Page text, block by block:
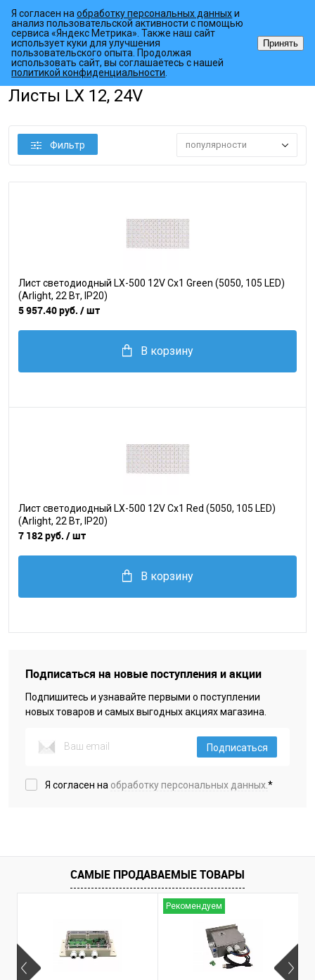
Главная страница • Каталог товаров • Светодиодные ленты
Листы LX 12, 24V
Фильтр популярности
Лист светодиодный LX-500 12V Cx1 Green (5050, 105 LED)
(Arlight, 22 Вт, IP20)
5 957.40 руб. / шт
В корзину
Лист светодиодный LX-500 12V Cx1 Red (5050, 105 LED)
(Arlight, 22 Вт, IP20)
7 182 руб. / шт
В корзину
Подписаться на новые поступления и акции
Подпишитесь и узнавайте первыми о поступлении
новых товаров и самых выгодных акциях магазина.
Подписаться
Я согласен на обработку персональных данных.*
САМЫЕ ПРОДАВАЕМЫЕ ТОВАРЫ
Рекомендуем
Я согласен наобработку персональных данныхи
анализ пользовательской активности с помощью
сервиса «Яндекс Метрика». Также наш сайт
использует куки для улучшения
пользовательского опыта. Продолжая
использовать сайт, вы соглашаетесь с нашей
политикой конфиденциальности
Принять